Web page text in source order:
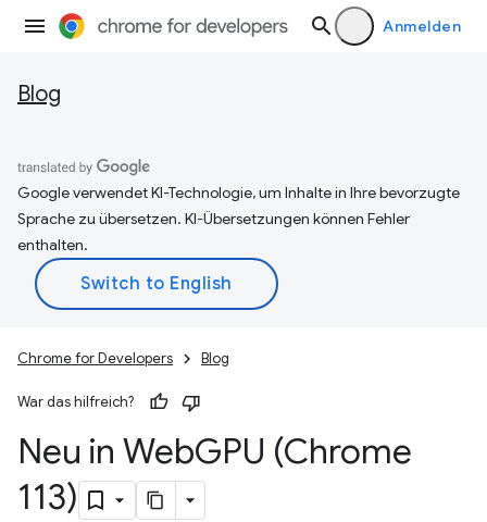
Anmelden
Blog
Google verwendet KI-Technologie, um Inhalte in Ihre bevorzugte
Sprache zu übersetzen. KI-Übersetzungen können Fehler
enthalten.
Chrome for Developers Blog
War das hilfreich?
Neu in WebGPU (Chrome
113)